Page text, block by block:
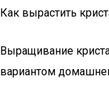
Как вырастить
Выращивание
вариантом